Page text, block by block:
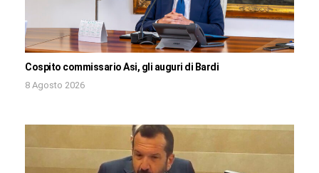
Cospito commissario Asi, gli auguri di Bardi
8 Agosto 2026